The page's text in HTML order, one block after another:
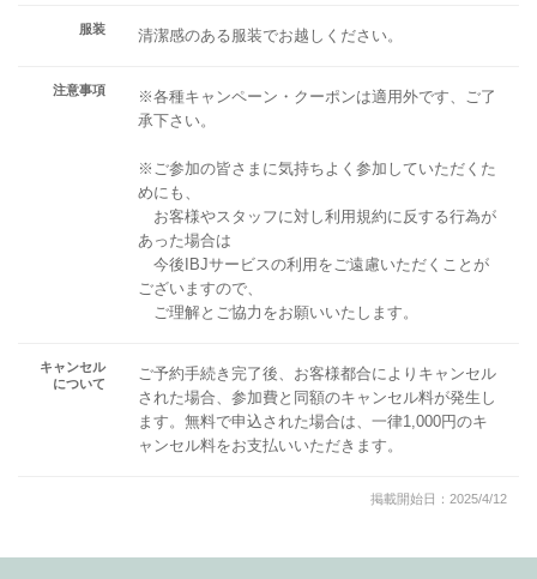
服装 清潔感のある服装でお越しください。
注意事項
※各種キャンペーン・クーポンは適用外です、ご了
承下さい。
※ご参加の皆さまに気持ちよく参加していただくた
めにも、
お客様やスタッフに対し利用規約に反する行為が
あった場合は
今後IBJサービスの利用をご遠慮いただくことが
ございますので、
ご理解とご協力をお願いいたします。
キャンセル
について
ご予約手続き完了後、お客様都合によりキャンセル
された場合、参加費と同額のキャンセル料が発生し
ます。無料で申込された場合は、一律1,000円のキ
ャンセル料をお支払いいただきます。
掲載開始日：2025/4/12